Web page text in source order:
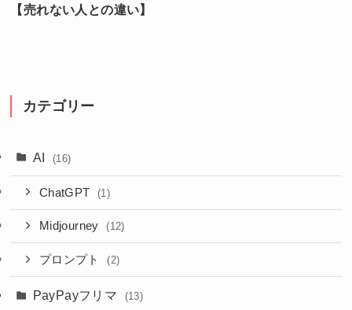
【売れない人との違い】
カテゴリー
AI (16)
ChatGPT (1)
Midjourney (12)
プロンプト (2)
PayPayフリマ (13)